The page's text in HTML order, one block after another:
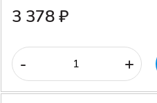
3 378 ₽
- +